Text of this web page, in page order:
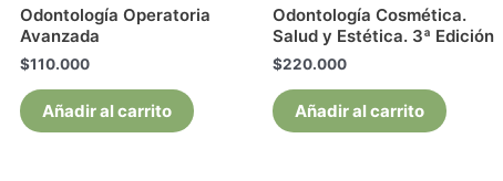
Odontología Operatoria
Avanzada
$110.000
Añadir al carrito
Odontología Cosmética.
Salud y Estética. 3ª Edición
$220.000
Añadir al carrito